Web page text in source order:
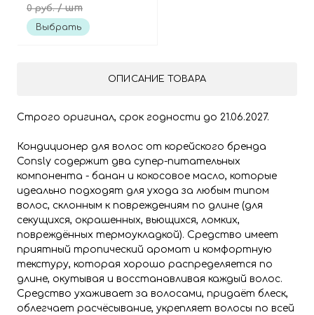
0 руб./ шт
Выбрать
ОПИСАНИЕ ТОВАРА
Строго оригинал, срок годности до 21.06.2027.
Кондиционер для волос от корейского бренда
Consly содержит два супер-питательных
компонента - банан и кокосовое масло, которые
идеально подходят для ухода за любым типом
волос, склонным к повреждениям по длине (для
секущихся, окрашенных, вьющихся, ломких,
повреждённых термоукладкой). Средство имеет
приятный тропический аромат и комфортную
текстуру, которая хорошо распределяется по
длине, окутывая и восстанавливая каждый волос.
Средство ухаживает за волосами, придаёт блеск,
облегчает расчёсывание, укрепляет волосы по всей